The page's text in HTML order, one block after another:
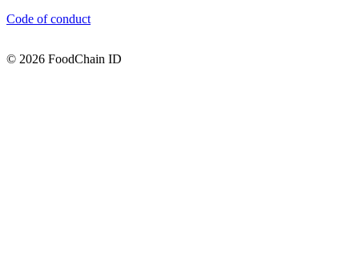
Code of conduct
© 2026 FoodChain ID